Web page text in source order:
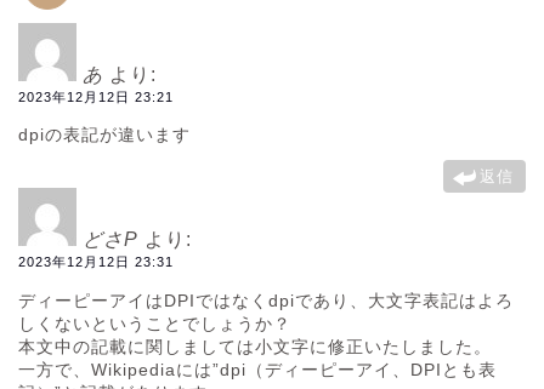
あ より:
2023年12月12日 23:21
dpiの表記が違います
返信
どさP より:
2023年12月12日 23:31
ディーピーアイはDPIではなくdpiであり、大文字表記はよろ
しくないということでしょうか？
本文中の記載に関しましては小文字に修正いたしました。
一方で、Wikipediaには”dpi（ディーピーアイ、DPIとも表